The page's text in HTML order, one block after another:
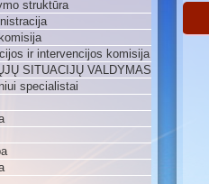
struktūra
ir intervencijos komisija
SITUACIJŲ VALDYMAS
specialistai